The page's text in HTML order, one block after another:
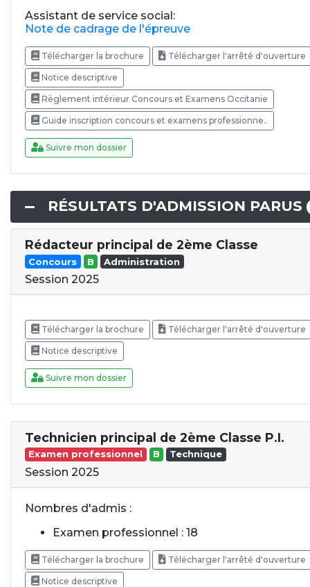
Assistant de service social:
Note de cadrage de l'épreuve
Télécharger la brochure Télécharger l'arrêté d'ouverture
Notice descriptive
Règlement intérieur Concours et Examens Occitanie
Guide inscription concours et examens professionne..
Suivre mon dossier
RÉSULTATS D'ADMISSION PARUS
Rédacteur principal de 2ème Classe
Concours B Administration
Session 2025
Télécharger la brochure Télécharger l'arrêté d'ouverture
Notice descriptive
Suivre mon dossier
Technicien principal de 2ème Classe P.I.
Examen professionnel B Technique
Session 2025
Nombres d'admis :
Examen professionnel : 18
Télécharger la brochure Télécharger l'arrêté d'ouverture
Notice descriptive